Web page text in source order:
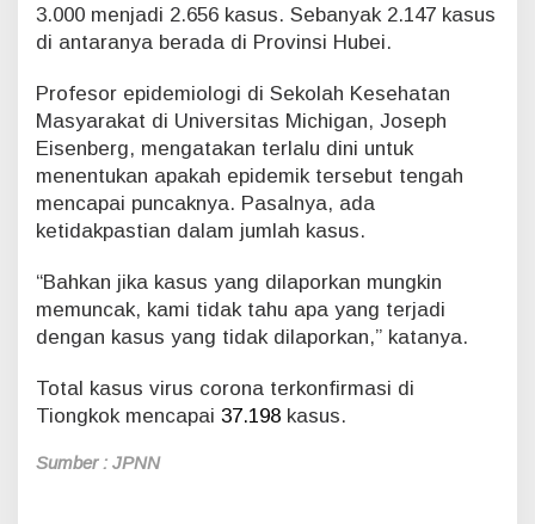
a
m
u
i
E
p
i
e
i
k
S
S
3.000 menjadi 2.656 kasus. Sebanyak 2.147 kasus
di antaranya berada di Provinsi Hubei.
Profesor epidemiologi di Sekolah Kesehatan
Masyarakat di Universitas Michigan, Joseph
Eisenberg, mengatakan terlalu dini untuk
menentukan apakah epidemik tersebut tengah
mencapai puncaknya. Pasalnya, ada
ketidakpastian dalam jumlah kasus.
“Bahkan jika kasus yang dilaporkan mungkin
memuncak, kami tidak tahu apa yang terjadi
dengan kasus yang tidak dilaporkan,” katanya.
Total kasus virus corona terkonfirmasi di
Tiongkok mencapai 37.198 kasus.
Sumber : JPNN